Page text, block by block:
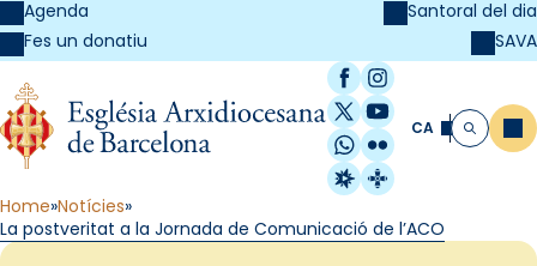
Agenda
Fes un donatiu
Santoral del dia
SAVA
Facebook
Instagram
X / Twitter
YouTube
WhatsApp
Flickr
Radio Estel
Catalunya
CA Cerca
Home Notícies
La postveritat a la Jornada de Comunicació de l’ACO